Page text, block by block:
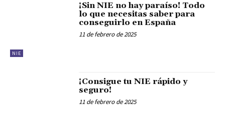
NIE
¡Sin NIE no hay paraíso! Todo
lo que necesitas saber para
conseguirlo en España
11 de febrero de 2025
¡Consigue tu NIE rápido y
seguro!
11 de febrero de 2025